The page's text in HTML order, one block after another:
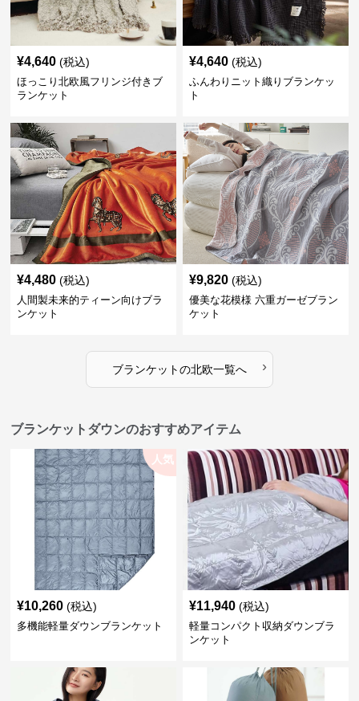
¥4,640 (税込)
ほっこり北欧風フリンジ付きブ
ランケット
¥4,640 (税込)
ふんわりニット織りブランケッ
ト
¥4,480 (税込)
人間製未来的ティーン向けブラ
ンケット
¥9,820 (税込)
優美な花模様 六重ガーゼブラン
ケット
ブランケットの北欧一覧へ ›
ブランケットダウンのおすすめアイテム
人気
¥10,260 (税込)
多機能軽量ダウンブランケット
¥11,940 (税込)
軽量コンパクト収納ダウンブラ
ンケット